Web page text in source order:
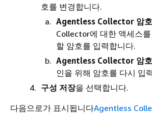
호를 변경합니다.
Agentless Collector 암호
Collector에 대한 액세스
할 암호를 입력합니다.
Agentless Collector 암
인을 위해 암호를 다시 입
구성 저장을 선택합니다.
다음으로가 표시됩니다Agentless